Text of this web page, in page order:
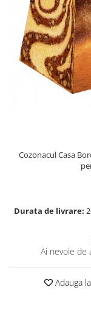
Cozonac Vegan (de
Cozonac Collection
Cozo-Bun
Cozonac Cadou
Cozonac cu Unt
Cozonac Royal
Creme tartinabile
Fursecuri cu unt
Chec cu iaurt
Cozonacul Casa
Durata de livrare:
Ai nevoie de
Adauga